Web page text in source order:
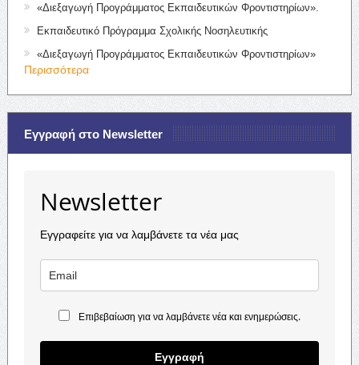
«Διεξαγωγή Προγράμματος Εκπαιδευτικών Φροντιστηρίων».
Εκπαιδευτικό Πρόγραμμα Σχολικής Νοσηλευτικής
«Διεξαγωγή Προγράμματος Εκπαιδευτικών Φροντιστηρίων»
Περισσότερα
Εγγραφή στο Newsletter
Newsletter
Εγγραφείτε για να λαμβάνετε τα νέα μας
Επιβεβαίωση για να λαμβάνετε νέα και ενημερώσεις.
Εγγραφή